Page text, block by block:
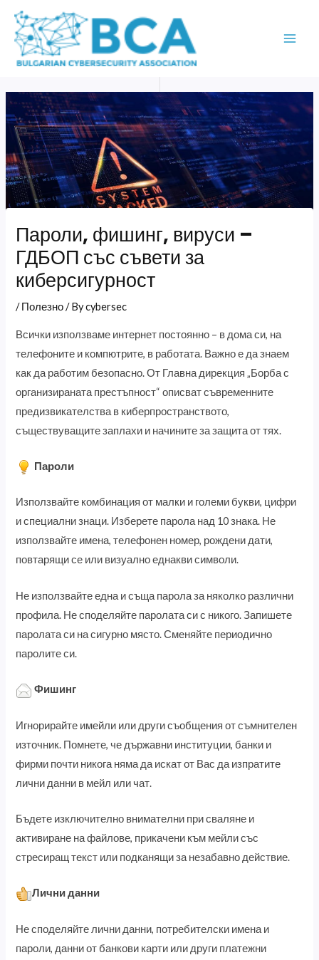
content
Пароли, фишинг, вируси –
ГДБОП със съвети за
киберсигурност
/Полезно/ Bycybersec
Всички използваме интернет постоянно – в дома си, на
телефоните и компютрите, в работата. Важно е да знаем
как да работим безопасно. От Главна дирекция „Борба с
организираната престъпност“ описват съвременните
предизвикателства в киберпространството,
съществуващите заплахи и начините за защита от тях.
Пароли
Използвайте комбинация от малки и големи букви, цифри
и специални знаци. Изберете парола над 10 знака. Не
използвайте имена, телефонен номер, рождени дати,
повтарящи се или визуално еднакви символи.
Не използвайте една и съща парола за няколко различни
профила. Не споделяйте паролата си с никого. Запишете
паролата си на сигурно място. Сменяйте периодично
паролите си.
Фишинг
Игнорирайте имейли или други съобщения от съмнителен
източник. Помнете, че държавни институции, банки и
фирми почти никога няма да искат от Вас да изпратите
лични данни в мейл или чат.
Бъдете изключително внимателни при сваляне и
активиране на файлове, прикачени към мейли със
стресиращ текст или подканящи за незабавно действие.
Лични данни
Не споделяйте лични данни, потребителски имена и
пароли, данни от банкови карти или други платежни